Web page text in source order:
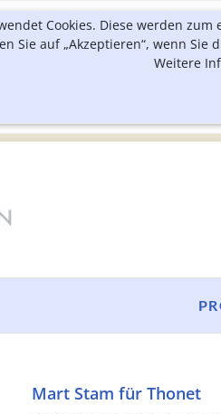
Cookies. Diese werden
Sie auf „Akzeptieren“, wenn
Weitere
Mart Stam für Thonet